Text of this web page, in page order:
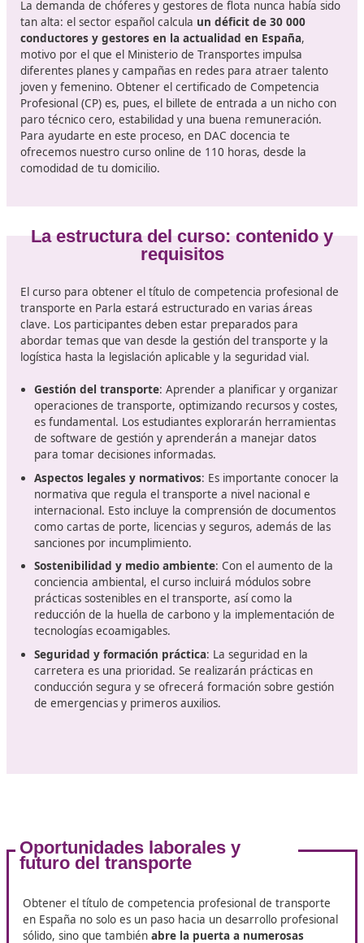
En España, la obtención de este título es fundamental
para cumplir con la legislación nacional, sino también
adaptarse a normativas europeas, que están en
cambio. Esto implica un compromiso con la formación
continua y la actualización de conocimientos,
ante un panorama en el que la sostenibilidad y la
digitalización son claves.
El momento actual para trabajar
transportista en Parla
La demanda de chóferes y gestores de flota nunca
tan alta: el sector español calcula un déficit de 30 000
motivo por el que el Ministerio de Transportes impulsa
diferentes planes y campañas en redes para atraer
joven y femenino. Obtener el certificado de
Profesional (CP) es, pues, el billete de entrada a un
paro técnico cero, estabilidad y una buena
Para ayudarte en este proceso, en DAC docencia te
ofrecemos nuestro curso online de 110 horas, desde la
comodidad de tu domicilio.
La estructura del curso:
requisitos
El curso para obtener el título de competencia
transporte en Parla estará estructurado en varias
clave. Los participantes deben estar preparados para
de software de gestión y aprenderán a manejar
para tomar decisiones informadas.
Aspectos legales y normativos : Es importante
normativa que regula el transporte a nivel nacional
internacional. Esto incluye la comprensión de